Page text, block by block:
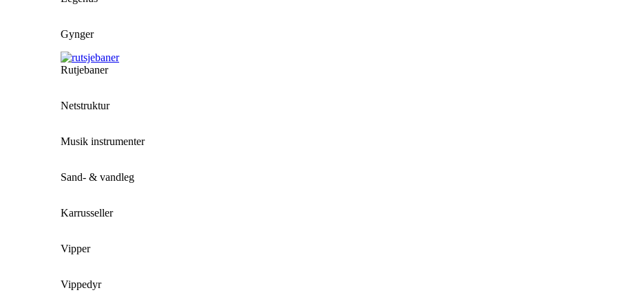
Gynger
Rutjebaner
Netstruktur
Musik instrumenter
Sand- & vandleg
Karrusseller
Vipper
Vippedyr